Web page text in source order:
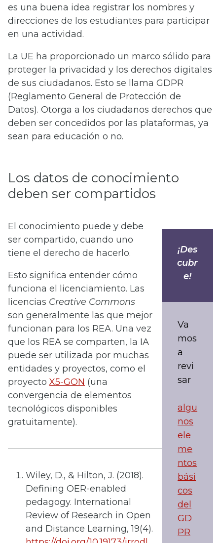
es una buena idea registrar los nombres y
direcciones de los estudiantes para participar
en una actividad.
La UE ha proporcionado un marco sólido para
proteger la privacidad y los derechos digitales
de sus ciudadanos. Esto se llama GDPR
(Reglamento General de Protección de
Datos). Otorga a los ciudadanos derechos que
deben ser concedidos por las plataformas, ya
sean para educación o no.
Los datos de conocimiento
deben ser compartidos
¡Des
cubr
e!
Va
mos
a
revi
sar
algu
nos
ele
me
ntos
bási
cos
del
GD
PR
El conocimiento puede y debe
ser compartido, cuando uno
tiene el derecho de hacerlo.
Esto significa entender cómo
funciona el licenciamiento. Las
licencias Creative Commons
son generalmente las que mejor
funcionan para los REA. Una vez
que los REA se comparten, la IA
puede ser utilizada por muchas
entidades y proyectos, como el
proyecto X5-GON (una
convergencia de elementos
tecnológicos disponibles
gratuitamente).
Wiley, D., & Hilton, J. (2018).
Defining OER-enabled
pedagogy. International
Review of Research in Open
and Distance Learning, 19(4).